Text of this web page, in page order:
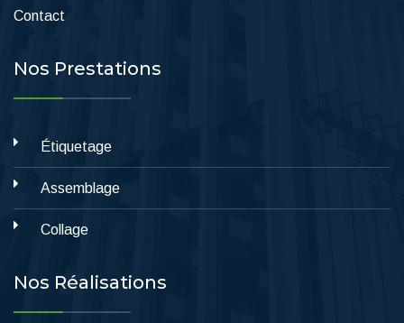
Contact
Nos Prestations
Étiquetage
Assemblage
Collage
Nos Réalisations